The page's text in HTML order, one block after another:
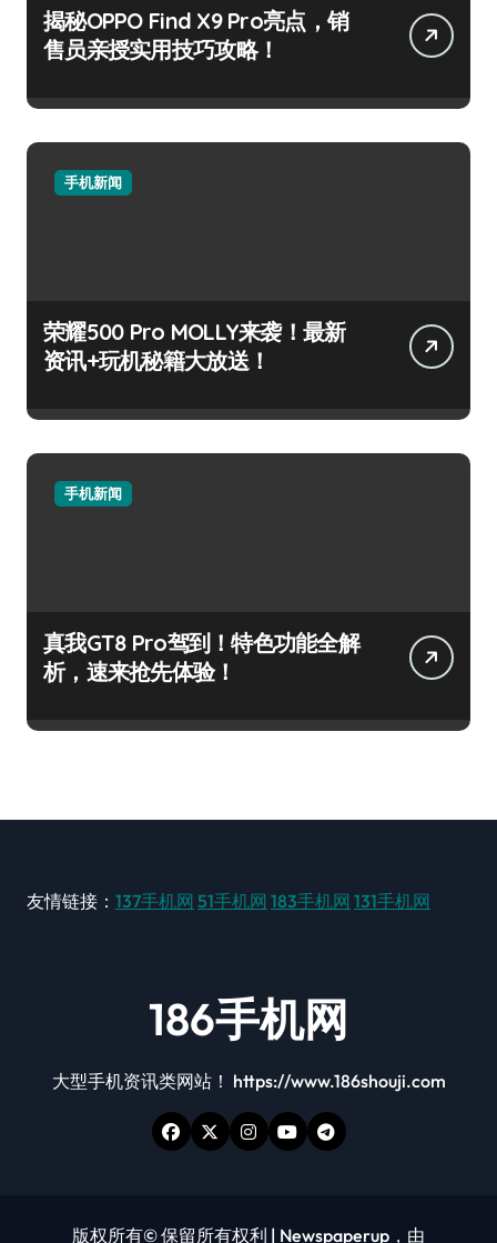
揭秘OPPO Find X9 Pro亮点，销
售员亲授实用技巧攻略！
手机新闻
荣耀500 Pro MOLLY来袭！最新
资讯+玩机秘籍大放送！
手机新闻
真我GT8 Pro驾到！特色功能全解
析，速来抢先体验！
友情链接： 137手机网 51手机网 183手机网 131手机网
186手机网
大型手机资讯类网站！ https://www.186shouji.com
版权所有© 保留所有权利 | Newspaperup ，由